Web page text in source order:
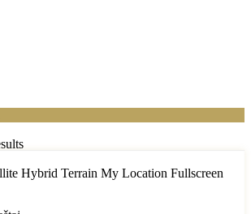
Hybrid Terrain My Location Fullscreen